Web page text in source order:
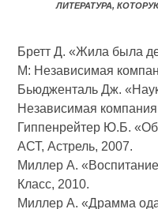
ЛИТЕРАТУРА,
Бретт Д. «Жила была
М: Независимая
Бьюдженталь Дж.
Независимая
Гиппенрейтер Ю.Б.
АСТ, Астрель, 2007.
Миллер А.
Класс, 2010.
Миллер А. «Драмма